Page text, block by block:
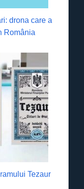
drona care a
România
Tezaur